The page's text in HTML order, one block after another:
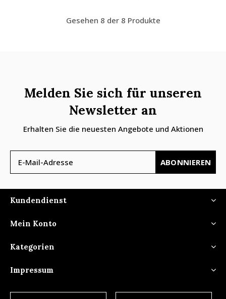
Gesehen 8 der 8 Produkte
Melden Sie sich für unseren
Newsletter an
Erhalten Sie die neuesten Angebote und Aktionen
ABONNIEREN
Kundendienst
Mein Konto
Kategorien
Impressum